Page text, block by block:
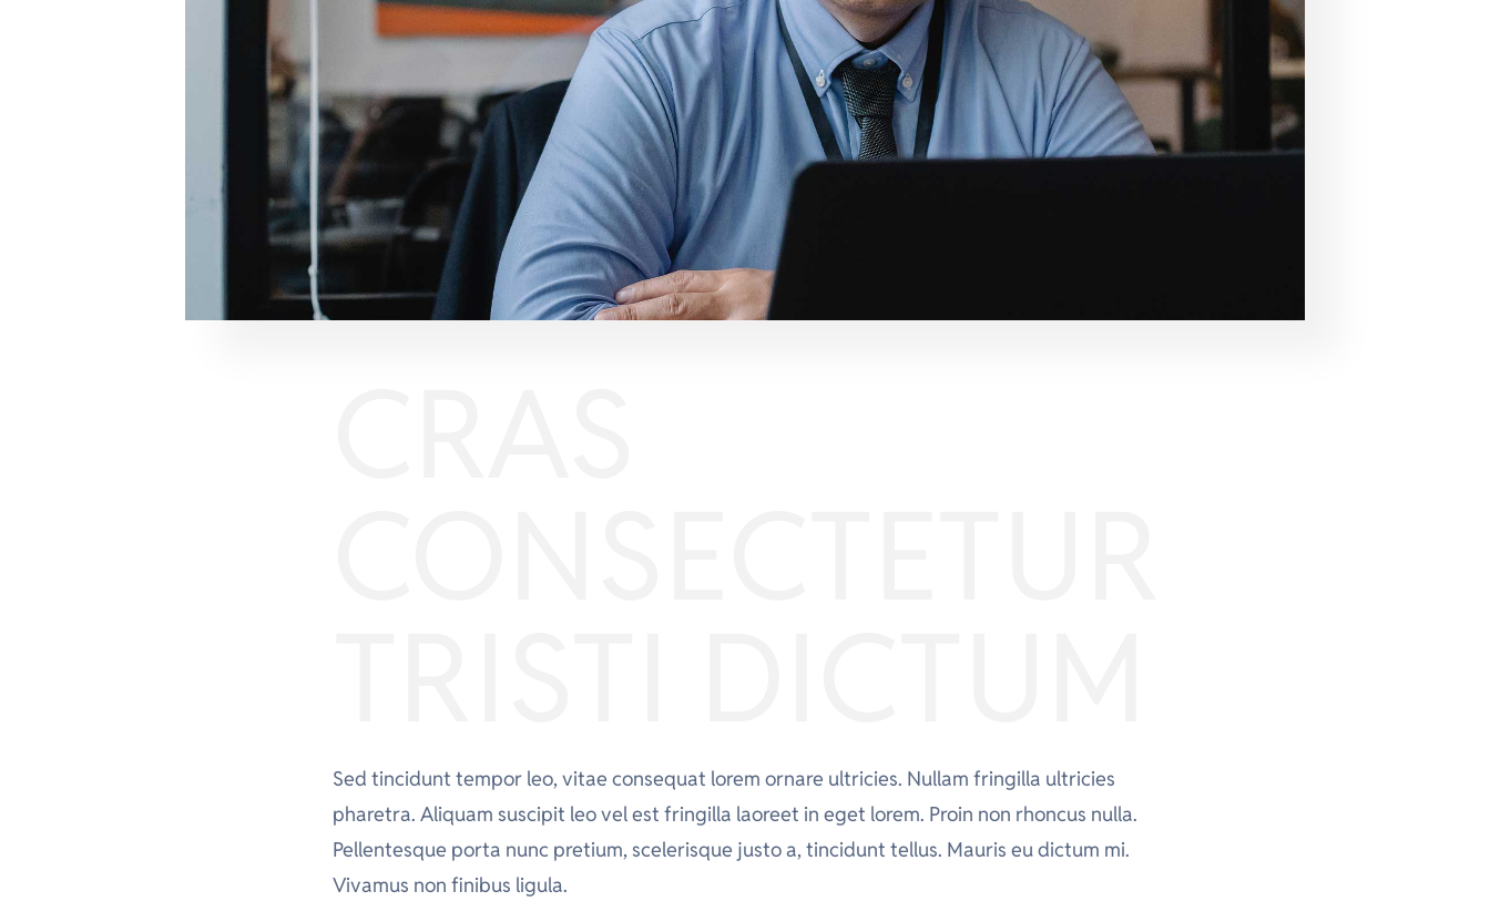
Sed tincidunt tempor leo, vitae consequat lorem ornare ultricies. Nullam fringilla ultricies
pharetra. Aliquam suscipit leo vel est fringilla laoreet in eget lorem. Proin non rhoncus nulla.
Pellentesque porta nunc pretium, scelerisque justo a, tincidunt tellus. Mauris eu dictum mi.
Vivamus non finibus ligula.